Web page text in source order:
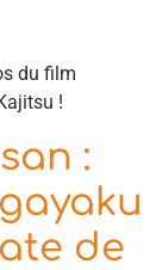
du film
!
:
de